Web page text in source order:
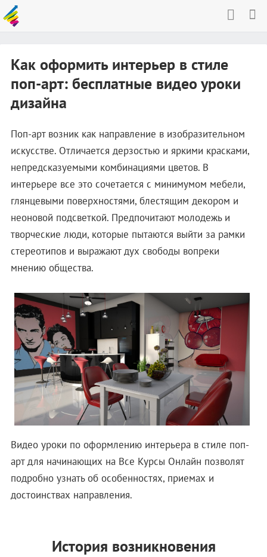
Как оформить интерьер в стиле
поп-арт: бесплатные видео уроки
дизайна
Поп-арт возник как направление в изобразительном
искусстве. Отличается дерзостью и яркими красками,
непредсказуемыми комбинациями цветов. В
интерьере все это сочетается с минимумом мебели,
глянцевыми поверхностями, блестящим декором и
неоновой подсветкой. Предпочитают молодежь и
творческие люди, которые пытаются выйти за рамки
стереотипов и выражают дух свободы вопреки
мнению общества.
Видео уроки по оформлению интерьера в стиле поп-
арт для начинающих на Все Курсы Онлайн позволят
подробно узнать об особенностях, приемах и
достоинствах направления.
История возникновения